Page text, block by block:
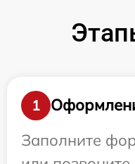
1
Заполните